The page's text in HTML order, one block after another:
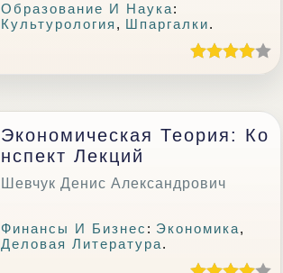
Образование И Наука:
Культурология , Шпаргалки.
Экономическая Теория: Ко
Нспект Лекций
Шевчук Денис Александрович
Финансы И Бизнес : Экономика,
Деловая Литература.